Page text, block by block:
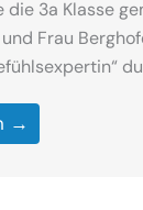
die 3a Klasse
Frau
→